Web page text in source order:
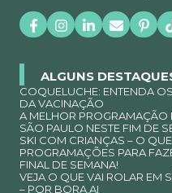
ALGUNS
COQUELUCHE: ENTENDA
DA VACINAÇÃO
A MELHOR PROGRAMAÇÃO
SÃO PAULO NESTE FIM DE
SKI COM CRIANÇAS – O
PROGRAMAÇÕES PARA
FINAL DE SEMANA!
VEJA O QUE VAI ROLAR EM
– POR BORA.AI